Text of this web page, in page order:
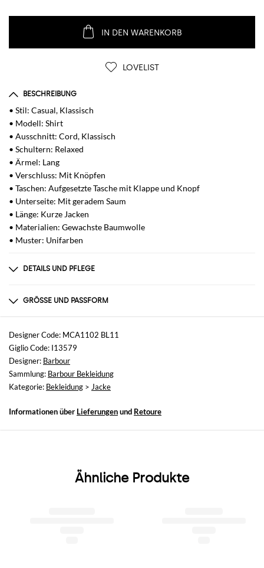
IN DEN WARENKORB
LOVELIST
BESCHREIBUNG
• Stil: Casual, Klassisch
• Modell: Shirt
• Ausschnitt: Cord, Klassisch
• Schultern: Relaxed
• Ärmel: Lang
• Verschluss: Mit Knöpfen
• Taschen: Aufgesetzte Tasche mit Klappe und Knopf
• Unterseite: Mit geradem Saum
• Länge: Kurze Jacken
• Materialien: Gewachste Baumwolle
• Muster: Unifarben
DETAILS UND PFLEGE
CotoneGRÖSSE UND PASSFORM
Größen
nicht verfügbar
Größe und Passform
Normale Passform
Designer Code: MCA1102 BL11
Giglio Code: I13579
Designer: Barbour
Sammlung: Barbour Bekleidung
Kategorie: Bekleidung > Jacke
Informationen über Lieferungenund Retoure
Ähnliche Produkte